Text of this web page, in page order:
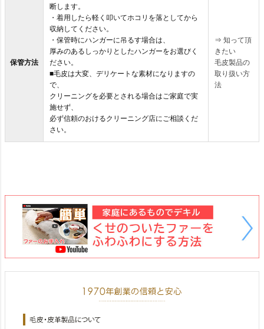
保管方法
断します。
・着用したら軽く叩いてホコリを落としてから
収納してください。
・保管時にハンガーに吊るす場合は、
厚みのあるしっかりとしたハンガーをお選びく
ださい。
■毛皮は大変、デリケートな素材になりますの
で、
クリーニングを必要とされる場合はご家庭で実
施せず、
必ず信頼のおけるクリーニング店にご相談くだ
さい。
⇒ 知って頂
きたい
毛皮製品の
取り扱い方
法